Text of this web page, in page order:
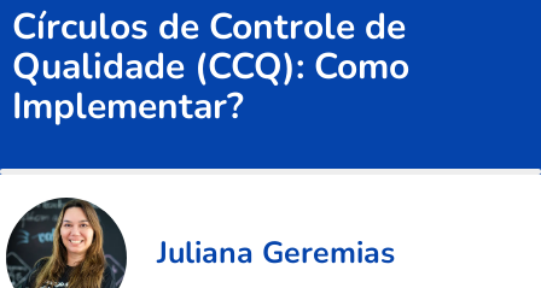
Círculos de Controle de
Qualidade (CCQ): Como
Implementar?
Juliana Geremias